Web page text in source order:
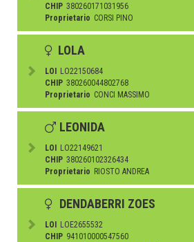
CHIP 380260171031956
Proprietario CORSI PINO
LOLA
LOI
LO22150684
CHIP 380260044802768
Proprietario CONCI MASSIMO
LEONIDA
LOI
LO22149621
CHIP 380260102326434
Proprietario RIOSTO ANDREA
DENDABERRI ZOES
LOI
LOE2655532
CHIP 941010000547560